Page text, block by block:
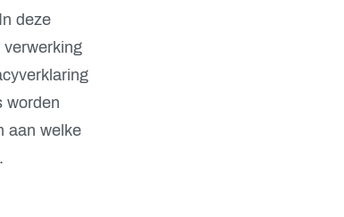
deze
worden
aan welke